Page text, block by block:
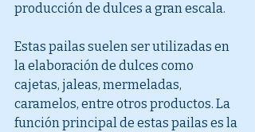
producción de dulces a gran escala.
Estas pailas suelen ser utilizadas en
la elaboración de dulces como
cajetas, jaleas, mermeladas,
caramelos, entre otros productos. La
función principal de estas pailas es la